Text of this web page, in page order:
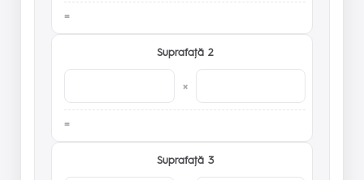
Suprafaţă 2
×
Suprafaţă 3